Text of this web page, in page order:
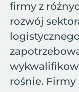
firmy z
rozwój
rośnie.